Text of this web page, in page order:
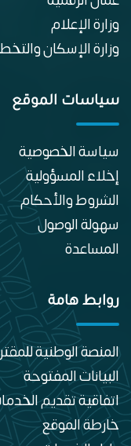
وزارة الإعلام
وزارة الإسكان
سياسات الموقع
سياسة الخصوصية
إخلاء المسؤولية
الشروط والأحكام
سهولة الوصول
المساعدة
روابط هامة
المنصة الوطنية
البيانات المفتوحة
اتفاقية تقديم
خارطة الموقع